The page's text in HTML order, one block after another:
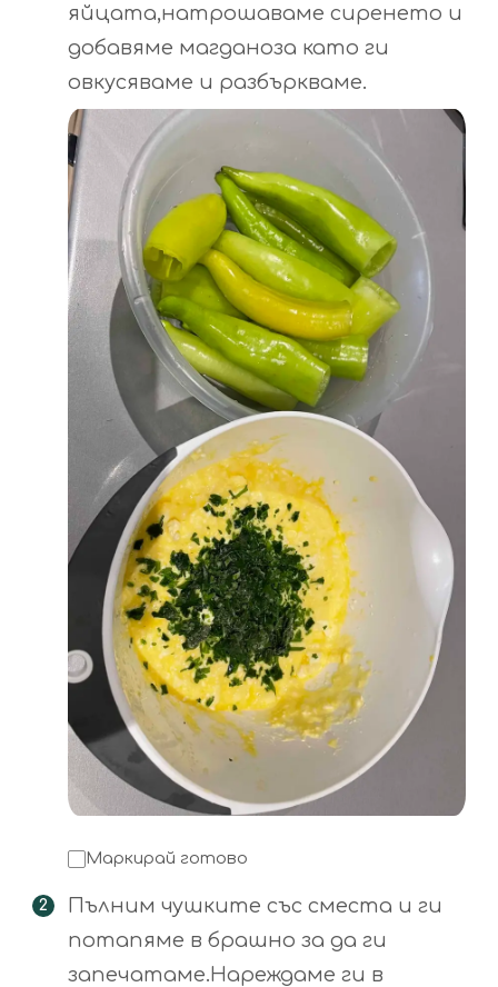
яйцата,натрошаваме сиренето и
добавяме магданоза като ги
овкусяваме и разбъркваме.
Маркирай готово
Пълним чушките със сместа и ги
потапяме в брашно за да ги
запечатаме.Нареждаме ги в